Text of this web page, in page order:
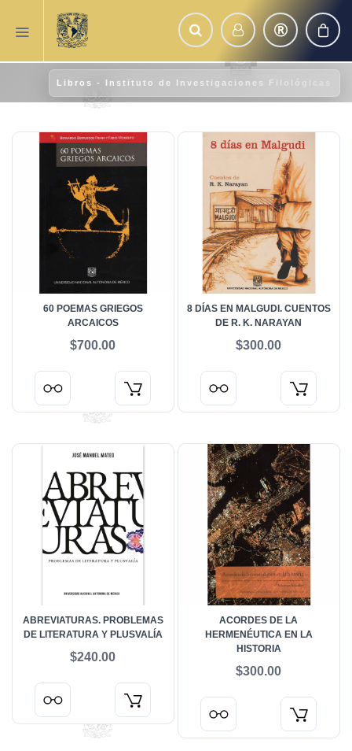
Libros - Instituto de Investigaciones Filológicas
60 POEMAS GRIEGOS
ARCAICOS
$700.00
8 DÍAS EN MALGUDI. CUENTOS
DE R. K. NARAYAN
$300.00
ABREVIATURAS. PROBLEMAS
DE LITERATURA Y PLUSVALÍA
$240.00
ACORDES DE LA
HERMENÉUTICA EN LA
HISTORIA
$300.00